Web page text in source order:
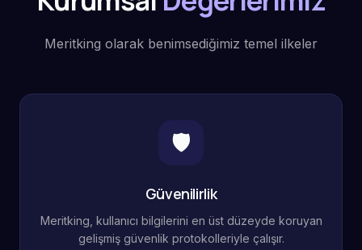
Meritking olarak benimsediğimiz temel ilkeler
🛡️
Güvenilirlik
Meritking, kullanıcı bilgilerini en üst düzeyde koruyan
gelişmiş güvenlik protokolleriyle çalışır.